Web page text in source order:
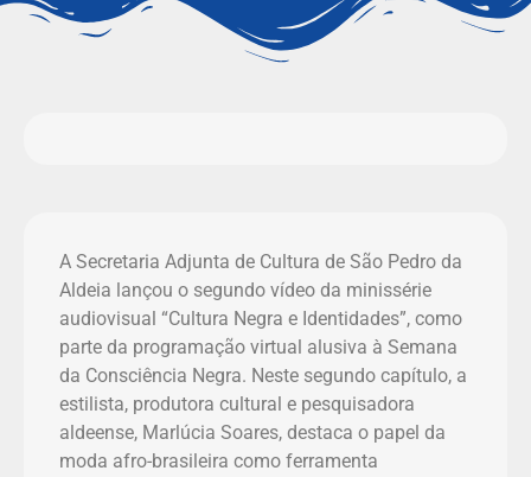
A Secretaria Adjunta de Cultura de São Pedro da
Aldeia lançou o segundo vídeo da minissérie
audiovisual “Cultura Negra e Identidades”, como
parte da programação virtual alusiva à Semana
da Consciência Negra. Neste segundo capítulo, a
estilista, produtora cultural e pesquisadora
aldeense, Marlúcia Soares, destaca o papel da
moda afro-brasileira como ferramenta